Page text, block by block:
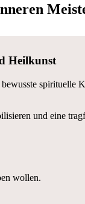
Heilkunst
spirituelle
und eine
wollen.